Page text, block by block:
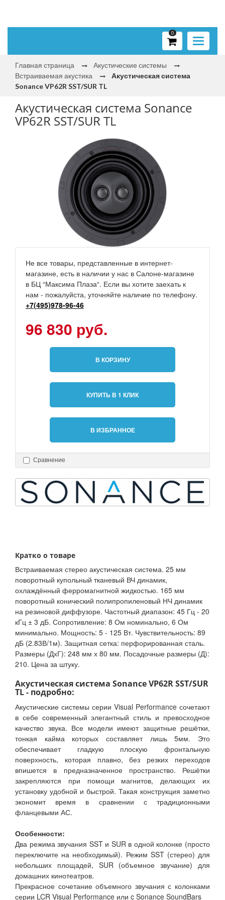
Toggle
0
Главная страница
Акустические системы
Встраиваемая акустика
Акустическая система
Sonance VP62R SST/SUR TL
Акустическая система Sonance
VP62R SST/SUR TL
Не все товары, представленные в интернет-
магазине, есть в наличии у нас в Салоне-магазине
в БЦ “Максима Плаза“. Если вы хотите заехать к
нам - пожалуйста, уточняйте наличие по телефону.
+7(495)978-96-46
96 830 руб.
В КОРЗИНУ
КУПИТЬ В 1 КЛИК
В ИЗБРАННОЕ
Сравнение
Кратко о товаре
Встраиваемая стерео акустическая система. 25 мм
поворотный купольный тканевый ВЧ динамик,
охлаждённый ферромагнитной жидкостью. 165 мм
поворотный конический полипропиленовый НЧ динамик
на резиновой диффузоре. Частотный диапазон: 45 Гц - 20
кГц ± 3 дБ. Сопротивление: 8 Ом номинально, 6 Ом
минимально. Мощность: 5 - 125 Вт. Чувствительность: 89
дБ (2.83В/1м). Защитная сетка: перфорированная сталь.
Размеры (ДхГ): 248 мм х 80 мм. Посадочные размеры (Д):
210. Цена за штуку.
Акустическая система Sonance VP62R SST/SUR
TL - подробно:
Акустические системы серии Visual Performance сочетают
в себе современный элегантный стиль и превосходное
качество звука. Все модели имеют защитные решётки,
тонкая кайма которых составляет лишь 5мм. Это
обеспечивает гладкую плоскую фронтальную
поверхность, которая плавно, без резких переходов
впишется в предназначенное пространство. Решётки
закрепляются при помощи магнитов, делающих их
установку удобной и быстрой. Такая конструкция заметно
экономит время в сравнении с традиционными
фланцевыми АС.
Особенности:
Два режима звучания SST и SUR в одной колонке (просто
переключите на необходимый). Режим SST (стерео) для
небольших площадей, SUR (объемное звучание) для
домашних кинотеатров.
Прекрасное сочетание объемного звучания с колонками
серии LCR Visual Performance или c Sonance SoundBars